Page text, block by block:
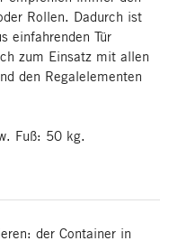
Rollen. Dadurch ist
einfahrenden Tür
zum Einsatz mit allen
den Regalelementen
Fuß: 50 kg.
der Container in